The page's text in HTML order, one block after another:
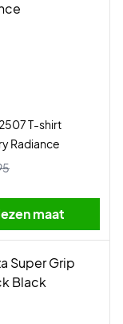
T-shirt
Radiance
maat